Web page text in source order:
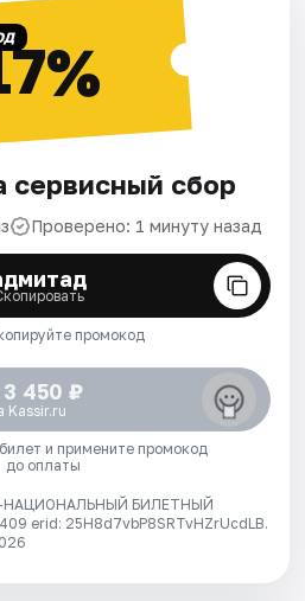
сервисный сбор
Проверено: 1 минуту назад
промокод
3 450 ₽
Kassir.ru
и примените промокод
до оплаты
НАЦИОНАЛЬНЫЙ БИЛЕТНЫЙ
erid: 25H8d7vbP8SRTvHZrUcdLB.